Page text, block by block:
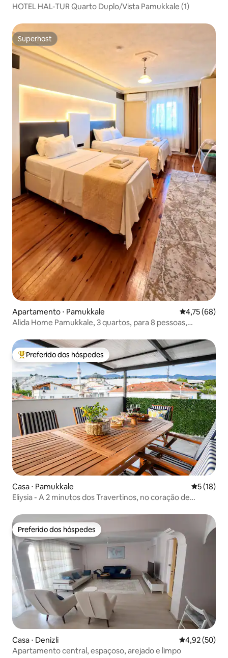
HOTEL HAL-TUR Quarto Duplo/Vista Pamukkale (1)
Superhost
Superhost
Apartamento ⋅ Pamukkale 4,75 de uma
4,75 (68)
Alida Home Pamukkale, 3 quartos, para 8 pessoas,
Entre os melhores preferidos dos hóspedes
Preferido dos hóspedes
Casa ⋅ Pamukkale 5 de uma
5 (18)
Eliysia - A 2 minutos dos Travertinos, no coração de
Preferido dos hóspedes
Preferido dos hóspedes
Casa ⋅ Denizli 4,92 de uma
4,92 (50)
Apartamento central, espaçoso, arejado e limpo